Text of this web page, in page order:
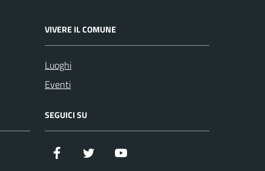
VIVERE IL COMUNE
Luoghi
Eventi
SEGUICI SU
Facebook Twitter